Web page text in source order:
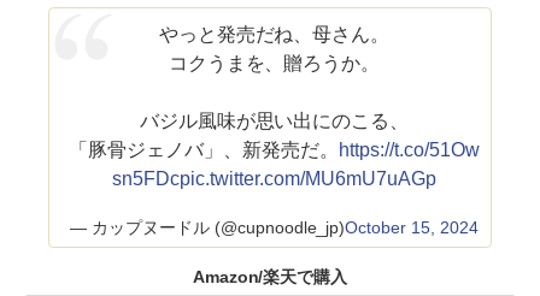
やっと発売だね、母さん。
コクうまを、贈ろうか。
バジル風味が思い出にのこる、
「豚骨ジェノバ」、新発売だ。
https://t.co/51Ow
sn5FDcpic.twitter.com/MU6mU7uAGp
— カップヌードル (@cupnoodle_jp)October 15, 2024
Amazon/楽天で購入